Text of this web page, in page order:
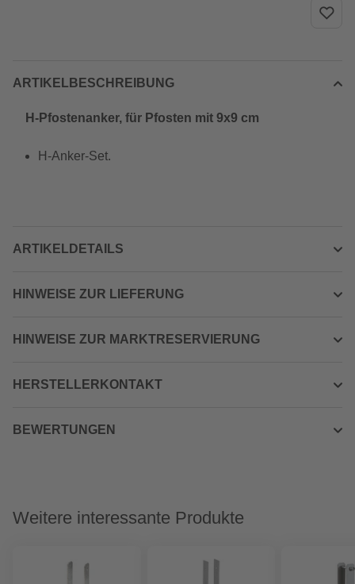
ARTIKELBESCHREIBUNG
H-Pfostenanker, für Pfosten mit 9x9 cm
H-Anker-Set.
ARTIKELDETAILS
HINWEISE ZUR LIEFERUNG
HINWEISE ZUR MARKTRESERVIERUNG
HERSTELLERKONTAKT
BEWERTUNGEN
Weitere interessante Produkte